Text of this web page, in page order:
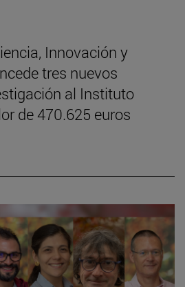
Innovación y
tres nuevos
al Instituto
de 470.625 euros